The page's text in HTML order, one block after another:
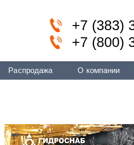
+7 (383)
+7 (800)
Распродажа О компании